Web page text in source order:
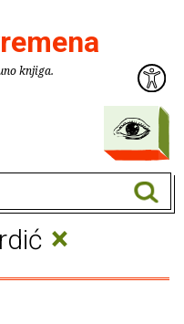
knjiga.
×